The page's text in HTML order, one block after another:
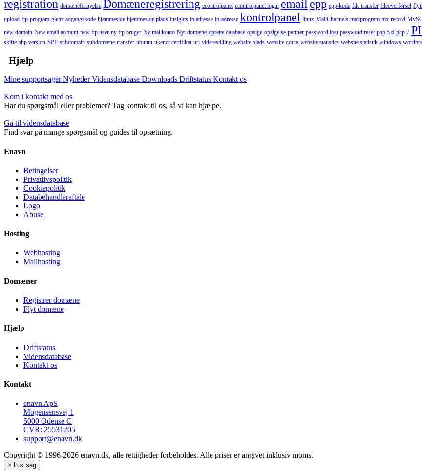
registration domænefornyelse Domæneregistrering econtrolpanel econtrolpanel login email epp epp-kode file transfer fileoverførsel
upload ftp-program glemt adgangskode hjemmeside hjemmeside plads insights ip adresse ip-adresse kontrolpanel linux MailChannels mailprogram mx-record
new domain New email account new ftp user ny ftp bruger Ny mailkonto Nyt domæne oprette database opsige opsigelse partner password lost password reset php 5.6 php 7
skifte php version SPF subdomain subdomæne transfer ubuntu ukendt certifikat url viderestilling website plads website qouta website statistics website statistik windows
Hjælp
Mine supportsagerNyhederVidensdatabase Downloads Driftstatus Kontakt os
Kom i kontakt med os
Har du spørgsmål eller problemer? Tag kontakt til os, så vi kan hjælpe.
Gå til vidensdatabase
Find svar på mange spørgsmål og guides til opsætning.
Enavn
Betingelser
Privatlivspolitik
Cookiepolitik
Databehandleraftale
Logo
Abuse
Hosting
Webhosting
Mailhosting
Domæner
Registrer domæne
Flyt domæne
Hjælp
Driftstatus
Vidensdatabase
Kontakt os
Kontakt
enavn ApS
Mogensensvej 1
5000 Odense C
CVR: 25531205
support@enavn.dk
Copyright © 1996-2026 enavn.dk, alle rettigheder forbeholdes. Alle priser er angivet inklusiv moms.
× Luk sag